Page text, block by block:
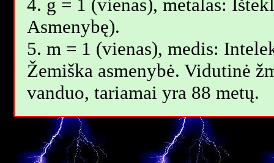
4. g = 1 (vienas), metalas:
Asmenybę).
5. m = 1 (vienas), medis:
Žemiška asmenybė. Vidutinė
vanduo, tariamai yra 88 metų.